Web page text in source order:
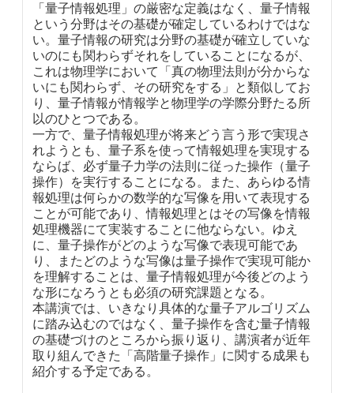
「量子情報処理」の厳密な定義はなく、量子情報
という分野はその基礎が確定しているわけではな
い。量子情報の研究は分野の基礎が確立していな
いのにも関わらずそれをしていることになるが、
これは物理学において「真の物理法則が分からな
いにも関わらず、その研究をする」と類似してお
り、量子情報が情報学と物理学の学際分野たる所
以のひとつである。
一方で、量子情報処理が将来どう言う形で実現さ
れようとも、量子系を使って情報処理を実現する
ならば、必ず量子力学の法則に従った操作（量子
操作）を実行することになる。また、あらゆる情
報処理は何らかの数学的な写像を用いて表現する
ことが可能であり、情報処理とはその写像を情報
処理機器にて実装することに他ならない。ゆえ
に、量子操作がどのような写像で表現可能であ
り、またどのような写像は量子操作で実現可能か
を理解することは、量子情報処理が今後どのよう
な形になろうとも必須の研究課題となる。
本講演では、いきなり具体的な量子アルゴリズム
に踏み込むのではなく、量子操作を含む量子情報
の基礎づけのところから振り返り、講演者が近年
取り組んできた「高階量子操作」に関する成果も
紹介する予定である。